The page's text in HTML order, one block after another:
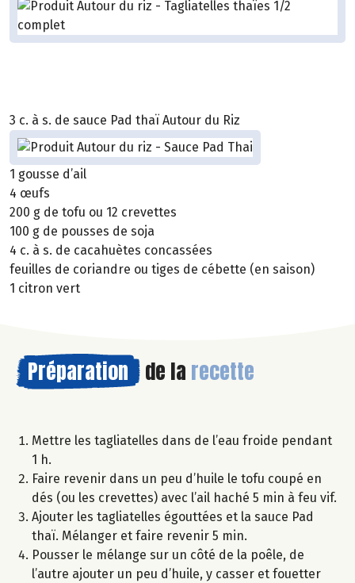
3 c. à s. de sauce Pad thaï Autour du Riz
1 gousse d’ail
4 œufs
200 g de tofu ou 12 crevettes
100 g de pousses de soja
4 c. à s. de cacahuètes concassées
feuilles de coriandre ou tiges de cébette (en saison)
1 citron vert
Préparation de la recette
Mettre les tagliatelles dans de l’eau froide pendant
1 h.
Faire revenir dans un peu d’huile le tofu coupé en
dés (ou les crevettes) avec l’ail haché 5 min à feu vif.
Ajouter les tagliatelles égouttées et la sauce Pad
thaï. Mélanger et faire revenir 5 min.
Pousser le mélange sur un côté de la poêle, de
l’autre ajouter un peu d’huile, y casser et fouetter